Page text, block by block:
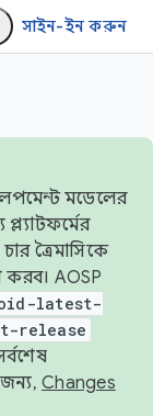
সাইন-ইন করুন
মডেলের
ত্রৈমাসিকে
AOSP
latest-
release
Changes